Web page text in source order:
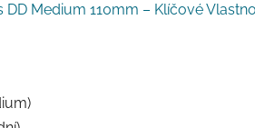
DD Medium 110mm – Klíčové